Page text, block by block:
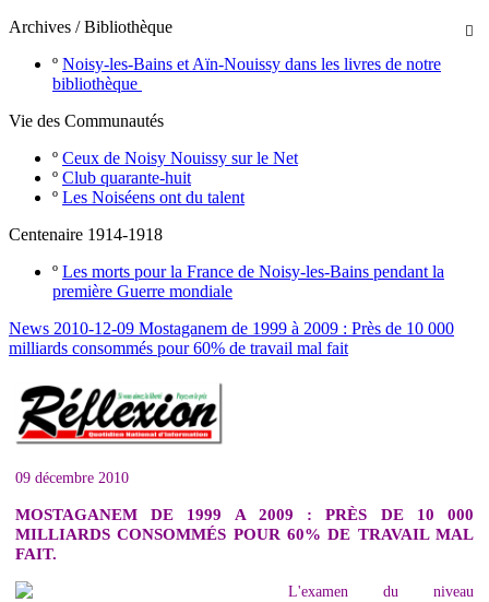

Archives / Bibliothèque
º Noisy-les-Bains et Aïn-Nouissy dans les livres de notre
bibliothèque
Vie des Communautés
º Ceux de Noisy Nouissy sur le Net
º Club quarante-huit
º Les Noiséens ont du talent
Centenaire 1914-1918
º Les morts pour la France de Noisy-les-Bains pendant la
première Guerre mondiale
News 2010-12-09 Mostaganem de 1999 à 2009 : Près de 10 000
milliards consommés pour 60% de travail mal fait
09 décembre 2010
MOSTAGANEM DE 1999 A 2009 : PRÈS DE 10 000
MILLIARDS CONSOMMÉS POUR 60% DE TRAVAIL MAL
FAIT.
L'examen du niveau